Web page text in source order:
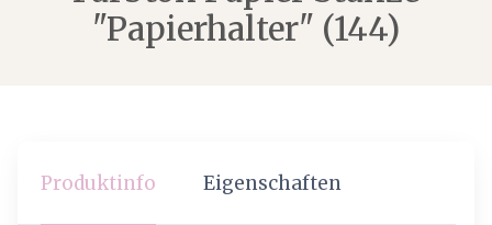
"Papierhalter" (144)
Produktinfo Eigenschaften